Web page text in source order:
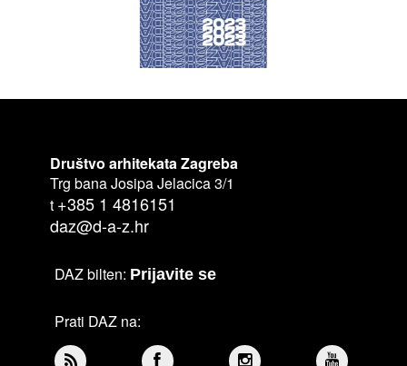
Društvo arhitekata Zagreba
Trg bana Josipa Jelacica 3/1
t +385 1 4816151
daz@d-a-z.hr
DAZ bilten: Prijavite se
Prati DAZ na: